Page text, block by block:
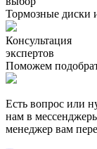
Тормозные диски
Консультация
экспертов
Поможем
Есть вопрос или
нам в
менеджер вам